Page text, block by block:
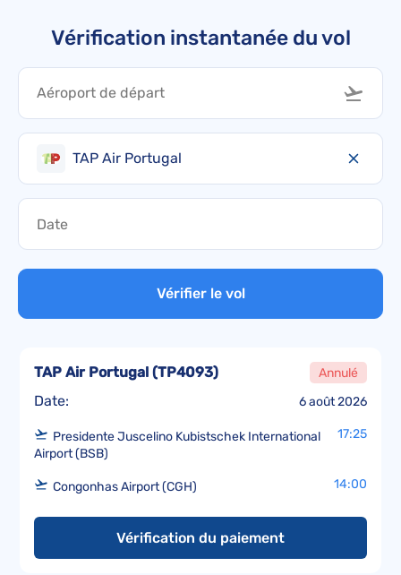
Vérification instantanée du vol
TAP Air Portugal
Vérifier le vol
Date: 6 août 2026
TAP Air Portugal (TP4093) Annulé
Presidente Juscelino Kubistschek International
Airport (BSB)
17:25
Congonhas Airport (CGH) 14:00
Vérification du paiement